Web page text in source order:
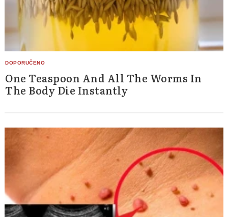
One Teaspoon And All The Worms In
The Body Die Instantly